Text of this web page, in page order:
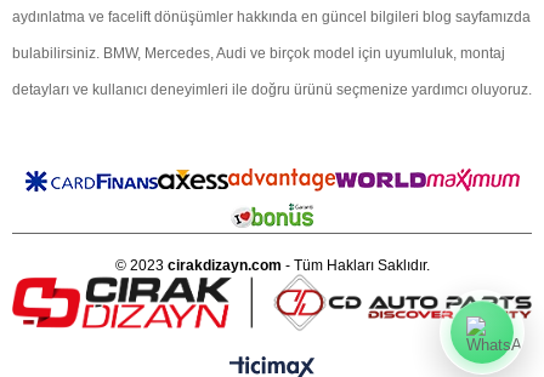
aydınlatma ve facelift dönüşümler hakkında en güncel bilgileri blog sayfamızda
bulabilirsiniz. BMW, Mercedes, Audi ve birçok model için uyumluluk, montaj
detayları ve kullanıcı deneyimleri ile doğru ürünü seçmenize yardımcı oluyoruz.
© 2023 cirakdizayn.com - Tüm Hakları Saklıdır.